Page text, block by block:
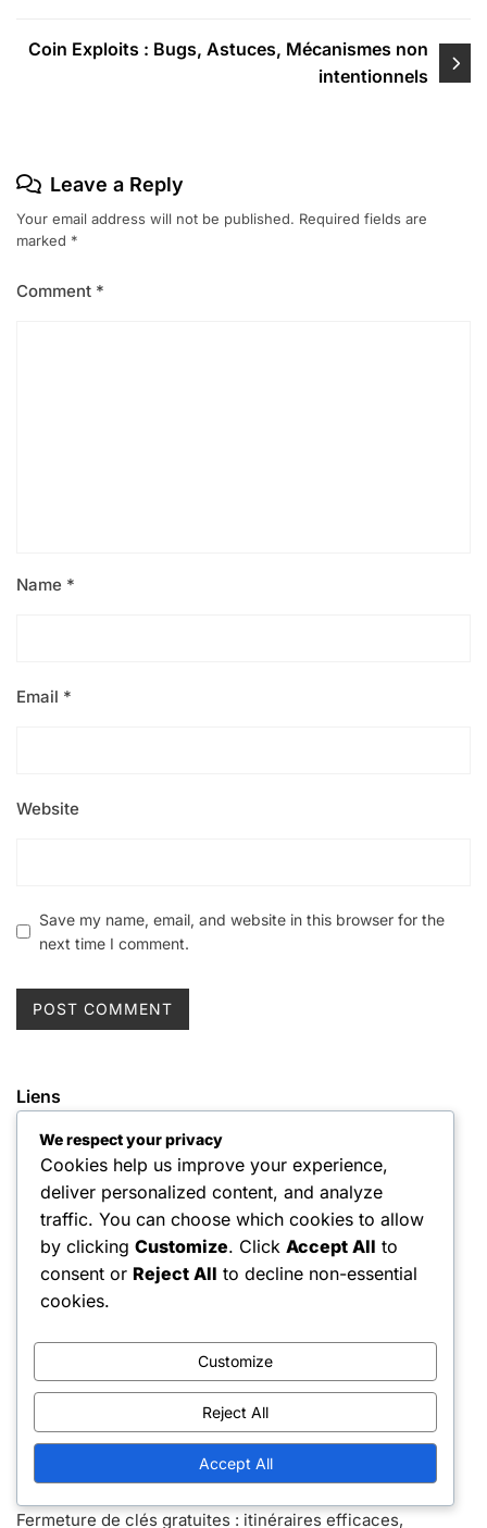
Coin Exploits : Bugs, Astuces, Mécanismes non
intentionnels
Leave a Reply
Your email address will not be published. Required fields are
marked *
Comment *
Name *
Email *
Website
Save my name, email, and website in this browser for the
next time I comment.
Liens
Contact
Tous les articles
Qui nous sommes
Articles récents
gameplay, Utilisation des personnages
Multiplicateur clé : Bonus empilables, Conseils
d’utilisation, Intégration d’événements
Pièces gratuites : Timing, Récompenses, Meilleures
pratiques
Fermeture de clés gratuites : itinéraires efficaces,
We respect your privacy
Cookies help us improve your experience,
deliver personalized content, and analyze
traffic. You can choose which cookies to allow
by clicking Customize. Click Accept All to
consent or Reject All to decline non-essential
cookies.
Customize
Reject All
Accept All